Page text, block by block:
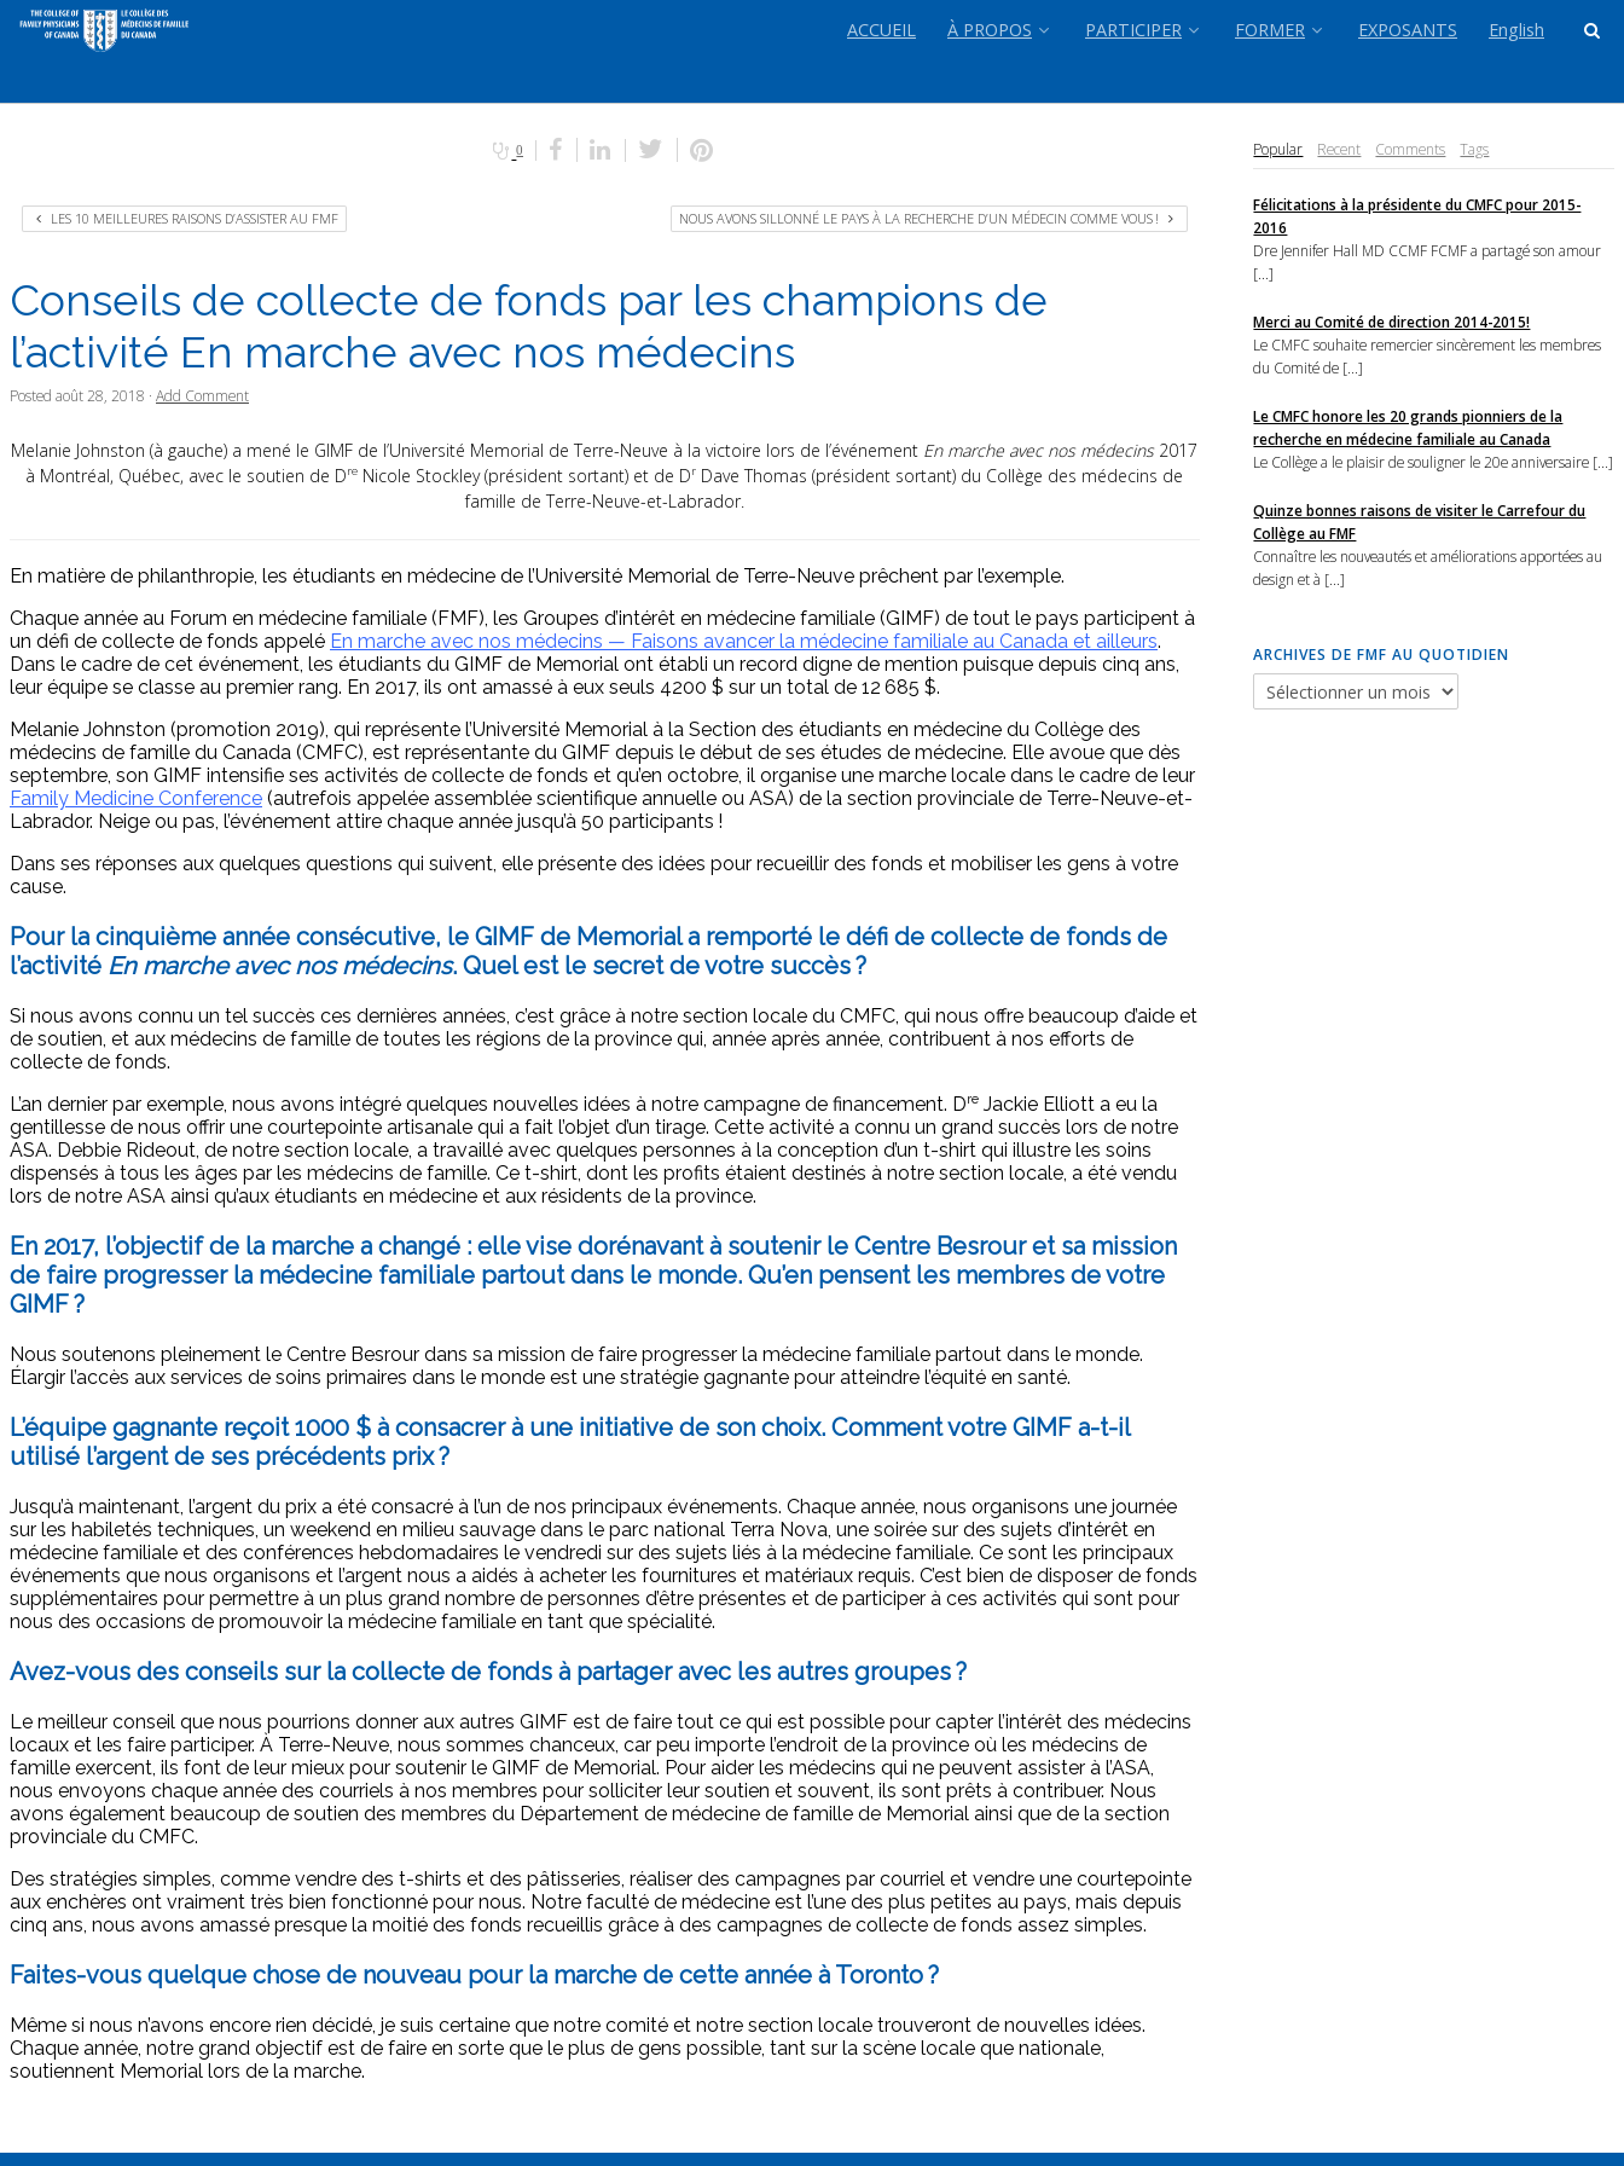
ACCUEIL À PROPOS PARTICIPER FORMER EXPOSANTS English
0
LES 10 MEILLEURES RAISONS D’ASSISTER AU FMF NOUS AVONS SILLONNÉ LE PAYS À LA RECHERCHE D’UN MÉDECIN COMME VOUS !
Conseils de collecte de fonds par les champions de
l’activité En marche avec nos médecins
Posted août 28, 2018 · Add Comment
Melanie Johnston (à gauche) a mené le GIMF de l’Université Memorial de Terre-Neuve à la victoire lors de l’événement En marche avec nos médecins2017
à Montréal, Québec, avec le soutien de Dre Nicole Stockley (président sortant) et de Dr Dave Thomas (président sortant) du Collège des médecins de
famille de Terre-Neuve-et-Labrador.
En matière de philanthropie, les étudiants en médecine de l’Université Memorial de Terre-Neuve prêchent par l’exemple.
Chaque année au Forum en médecine familiale (FMF), les Groupes d’intérêt en médecine familiale (GIMF) de tout le pays participent à
un défi de collecte de fonds appelé En marche avec nos médecins — Faisons avancer la médecine familiale au Canada et ailleurs.
Dans le cadre de cet événement, les étudiants du GIMF de Memorial ont établi un record digne de mention puisque depuis cinq ans,
leur équipe se classe au premier rang. En 2017, ils ont amassé à eux seuls 4200 $ sur un total de 12 685 $.
Melanie Johnston (promotion 2019), qui représente l’Université Memorial à la Section des étudiants en médecine du Collège des
médecins de famille du Canada (CMFC), est représentante du GIMF depuis le début de ses études de médecine. Elle avoue que dès
septembre, son GIMF intensifie ses activités de collecte de fonds et qu’en octobre, il organise une marche locale dans le cadre de leur
Family Medicine Conference (autrefois appelée assemblée scientifique annuelle ou ASA) de la section provinciale de Terre-Neuve-et-
Labrador. Neige ou pas, l’événement attire chaque année jusqu’à 50 participants !
Dans ses réponses aux quelques questions qui suivent, elle présente des idées pour recueillir des fonds et mobiliser les gens à votre
cause.
Pour la cinquième année consécutive, le GIMF de Memorial a remporté le défi de collecte de fonds de
l’activité En marche avec nos médecins. Quel est le secret de votre succès ?
Si nous avons connu un tel succès ces dernières années, c’est grâce à notre section locale du CMFC, qui nous offre beaucoup d’aide et
de soutien, et aux médecins de famille de toutes les régions de la province qui, année après année, contribuent à nos efforts de
collecte de fonds.
L’an dernier par exemple, nous avons intégré quelques nouvelles idées à notre campagne de financement. Dre Jackie Elliott a eu la
gentillesse de nous offrir une courtepointe artisanale qui a fait l’objet d’un tirage. Cette activité a connu un grand succès lors de notre
ASA. Debbie Rideout, de notre section locale, a travaillé avec quelques personnes à la conception d’un t-shirt qui illustre les soins
dispensés à tous les âges par les médecins de famille. Ce t-shirt, dont les profits étaient destinés à notre section locale, a été vendu
lors de notre ASA ainsi qu’aux étudiants en médecine et aux résidents de la province.
En 2017, l’objectif de la marche a changé : elle vise dorénavant à soutenir le Centre Besrour et sa mission
de faire progresser la médecine familiale partout dans le monde. Qu’en pensent les membres de votre
GIMF ?
Nous soutenons pleinement le Centre Besrour dans sa mission de faire progresser la médecine familiale partout dans le monde.
Élargir l’accès aux services de soins primaires dans le monde est une stratégie gagnante pour atteindre l’équité en santé.
L’équipe gagnante reçoit 1000 $ à consacrer à une initiative de son choix. Comment votre GIMF a-t-il
utilisé l’argent de ses précédents prix ?
Jusqu’à maintenant, l’argent du prix a été consacré à l’un de nos principaux événements. Chaque année, nous organisons une journée
sur les habiletés techniques, un weekend en milieu sauvage dans le parc national Terra Nova, une soirée sur des sujets d’intérêt en
médecine familiale et des conférences hebdomadaires le vendredi sur des sujets liés à la médecine familiale. Ce sont les principaux
événements que nous organisons et l’argent nous a aidés à acheter les fournitures et matériaux requis. C’est bien de disposer de fonds
supplémentaires pour permettre à un plus grand nombre de personnes d’être présentes et de participer à ces activités qui sont pour
nous des occasions de promouvoir la médecine familiale en tant que spécialité.
Avez-vous des conseils sur la collecte de fonds à partager avec les autres groupes ?
Le meilleur conseil que nous pourrions donner aux autres GIMF est de faire tout ce qui est possible pour capter l’intérêt des médecins
locaux et les faire participer. À Terre-Neuve, nous sommes chanceux, car peu importe l’endroit de la province où les médecins de
famille exercent, ils font de leur mieux pour soutenir le GIMF de Memorial. Pour aider les médecins qui ne peuvent assister à l’ASA,
nous envoyons chaque année des courriels à nos membres pour solliciter leur soutien et souvent, ils sont prêts à contribuer. Nous
avons également beaucoup de soutien des membres du Département de médecine de famille de Memorial ainsi que de la section
provinciale du CMFC.
Des stratégies simples, comme vendre des t-shirts et des pâtisseries, réaliser des campagnes par courriel et vendre une courtepointe
aux enchères ont vraiment très bien fonctionné pour nous. Notre faculté de médecine est l’une des plus petites au pays, mais depuis
cinq ans, nous avons amassé presque la moitié des fonds recueillis grâce à des campagnes de collecte de fonds assez simples.
Faites-vous quelque chose de nouveau pour la marche de cette année à Toronto ?
Même si nous n’avons encore rien décidé, je suis certaine que notre comité et notre section locale trouveront de nouvelles idées.
Chaque année, notre grand objectif est de faire en sorte que le plus de gens possible, tant sur la scène locale que nationale,
soutiennent Memorial lors de la marche.
Popular Recent Comments Tags
Félicitations à la présidente du CMFC pour 2015-
2016
Dre Jennifer Hall MD CCMF FCMF a partagé son amour
[...]
Merci au Comité de direction 2014-2015!
Le CMFC souhaite remercier sincèrement les membres
du Comité de [...]
Le CMFC honore les 20 grands pionniers de la
recherche en médecine familiale au Canada
Le Collège a le plaisir de souligner le 20e anniversaire [...]
Quinze bonnes raisons de visiter le Carrefour du
Collège au FMF
Connaître les nouveautés et améliorations apportées au
design et à [...]
ARCHIVES DE FMF AU QUOTIDIEN